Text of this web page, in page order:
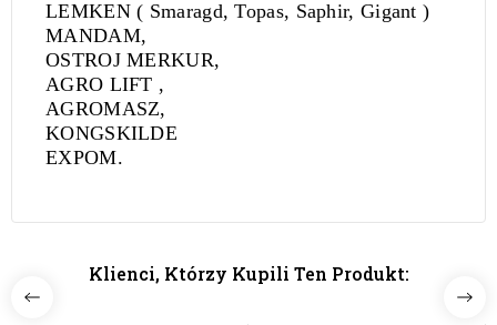
LEMKEN ( Smaragd, Topas, Saphir, Gigant )
MANDAM,
OSTROJ MERKUR,
AGRO LIFT ,
AGROMASZ,
KONGSKILDE
EXPOM.
Klienci, Którzy Kupili Ten Produkt: